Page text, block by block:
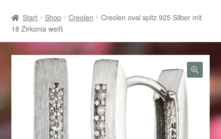
AGB
Beispiel-Seite
Datenschutz
Geschenke zu Ostern 2023
Geschenke zu Ostern 2024
Start Shop Creolen
Creolen oval spitz 925 Silber mit
18 Zirkonia weiß